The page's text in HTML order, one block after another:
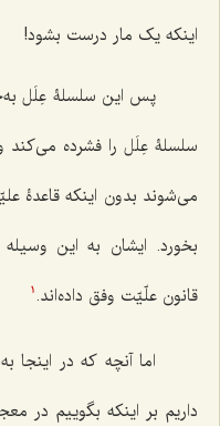
اینکه یک مار درست بشود!
پس این سلسلۀ عِلَل
سلسلۀ عِلَل را فشرده می‌کند
می‌شوند بدون اینکه قاعدۀ
بخورد. ایشان به این
قانون علّیّت وفق داده‌اند. 1
اما آنچه که در
داریم بر اینکه بگوییم در